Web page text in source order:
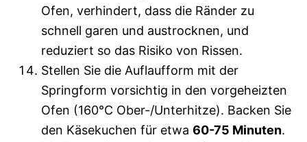
Ofen, verhindert, dass die Ränder zu
schnell garen und austrocknen, und
reduziert so das Risiko von Rissen.
Stellen Sie die Auflaufform mit der
Springform vorsichtig in den vorgeheizten
Ofen (160°C Ober-/Unterhitze). Backen Sie
den Käsekuchen für etwa 60-75 Minuten.